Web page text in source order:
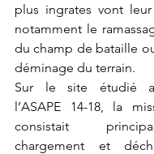
plus ingrates vont
notamment le
du champ de bataille
déminage du terrain.
Sur le site étudié
l’ASAPE 14-18, la
consistait
chargement et